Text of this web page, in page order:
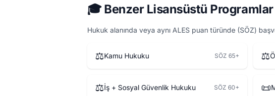
🎓 Benzer Lisansüstü Programlar
Hukuk alanında veya aynı ALES puan türünde (SÖZ)
⚖️Kamu Hukuku SÖZ 65+ ⚖️
⚖️İş + Sosyal Güvenlik Hukuku SÖZ 60+ 📜